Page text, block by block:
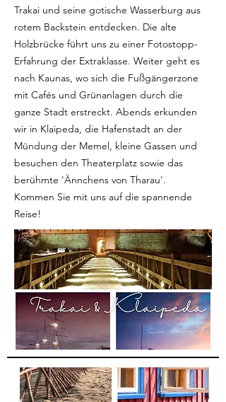
Trakai und seine gotische Wasserburg aus
rotem Backstein entdecken. Die alte
Holzbrücke führt uns zu einer Fotostopp-
Erfahrung der Extraklasse. Weiter geht es
nach Kaunas, wo sich die Fußgängerzone
mit Cafés und Grünanlagen durch die
ganze Stadt erstreckt. Abends erkunden
wir in Klaipeda, die Hafenstadt an der
Mündung der Memel, kleine Gassen und
besuchen den Theaterplatz sowie das
berühmte 'Ännchens von Tharau'.
Kommen Sie mit uns auf die spannende
Reise!